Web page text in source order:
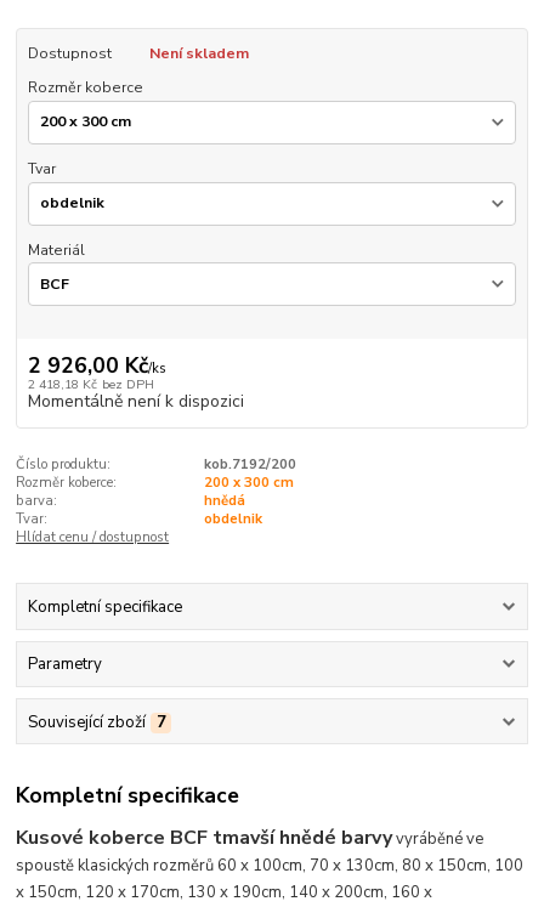
Dostupnost
Není skladem
Rozměr koberce
Tvar
Materiál
2 926,00 Kč/ks
2 418,18 Kč bez DPH
Momentálně není k dispozici
Číslo produktu:
kob.7192/200
Rozměr koberce:
200 x 300 cm
barva:
hnědá
Tvar:
obdelnik
Hlídat cenu / dostupnost
Kompletní specifikace
Parametry
Související zboží 7
Kompletní specifikace
Kusové koberce BCF tmavší hnědé barvyvyráběné ve
spoustě klasických rozměrů 60 x 100cm, 70 x 130cm, 80 x 150cm, 100
x 150cm, 120 x 170cm, 130 x 190cm, 140 x 200cm, 160 x